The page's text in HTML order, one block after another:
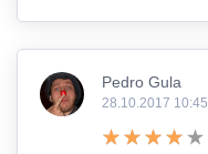
Pedro Gula
28.10.2017 10:45